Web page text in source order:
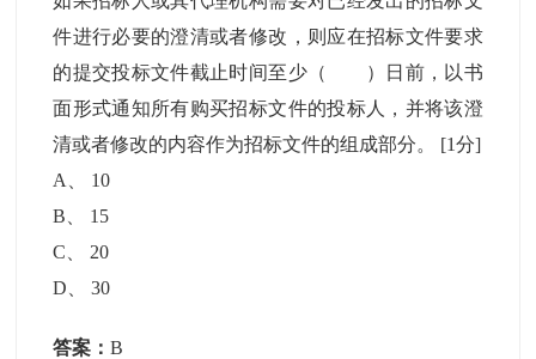
件进行必要的澄清或者修改，则应在招标文件要求
的提交投标文件截止时间至少（ ）日前，以书
面形式通知所有购买招标文件的投标人，并将该澄
清或者修改的内容作为招标文件的组成部分。 [1分]
A
10
B
15
C
20
D 、30
答案：B